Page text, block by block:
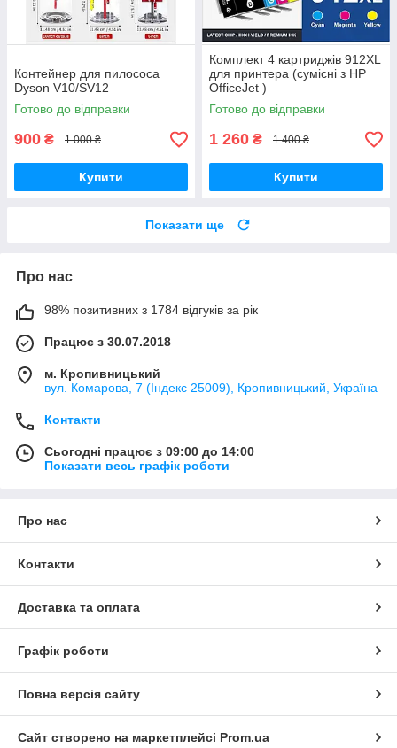
Контейнер для пилососа
Dyson V10/SV12
Готово до відправки
900 ₴ 1 000 ₴
Купити
Комплект 4 картриджів 912XL
для принтера (сумісні з HP
OfficeJet )
Готово до відправки
1 260 ₴ 1 400 ₴
Купити
Показати ще
Про нас
98% позитивних з 1784 відгуків за рік
Працює з 30.07.2018
м. Кропивницький
вул. Комарова, 7 (Індекс 25009), Кропивницький, Україна
Контакти
Сьогодні працює з 09:00 до 14:00
Показати весь графік роботи
Про нас
Контакти
Доставка та оплата
Графік роботи
Повна версія сайту
Сайт створено на маркетплейсі Prom.ua